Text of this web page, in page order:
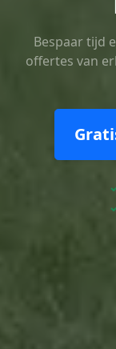
Bespaar tijd
offertes van